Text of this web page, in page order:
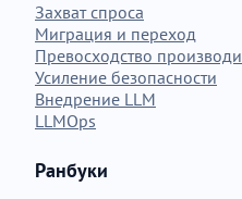
Захват спроса
Миграция и переход
Превосходство
Усиление безопасности
Внедрение LLM
LLMOps
Ранбуки